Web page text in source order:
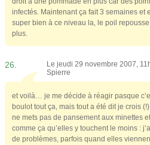
infectés. Maintenant ça fait 3 semaines et
super bien à ce niveau la, le poil
plus.
26.
Le jeudi 29 novembre 2007,
Spierre
et voilà… je me décide à réagir pasque
boulot tout ça, mais tout a été dit je crois
ne mets pas de pansement aux minettes et
comme ça qu’elles y touchent le moins :
de problèmes, parfois quand elles